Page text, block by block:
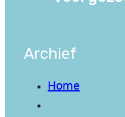
Archief
Home